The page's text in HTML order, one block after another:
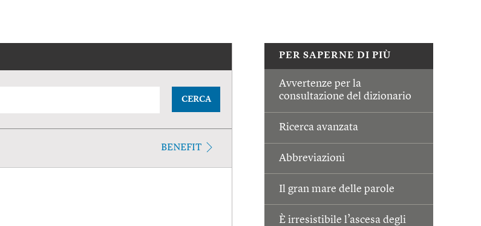
PER SAPERNE DI PIÙ
Avvertenze per la
consultazione del dizionario
Ricerca avanzata
Abbreviazioni
Il gran mare delle parole
È irresistibile l’ascesa degli
CERCA
BENEFIT